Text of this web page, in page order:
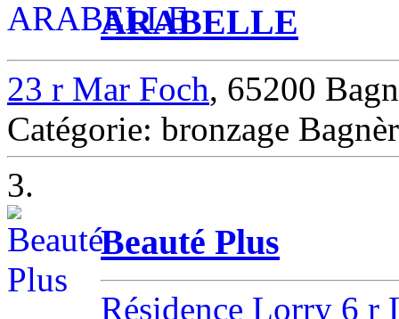
ARABELLE
23 r Mar Foch, 65200
Catégorie: bronzage
3.
Beauté Plus
Résidence Lorry 6 r